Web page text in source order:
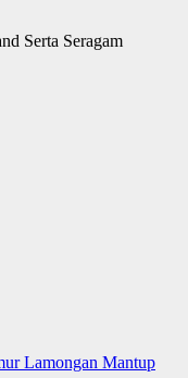
Serta Seragam
Lamongan Mantup